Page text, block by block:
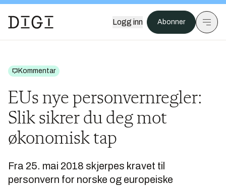
Logg inn Abonner
Kommentar
EUs nye personvernregler:
Slik sikrer du deg mot
økonomisk tap
Fra 25. mai 2018 skjerpes kravet til
personvern for norske og europeiske